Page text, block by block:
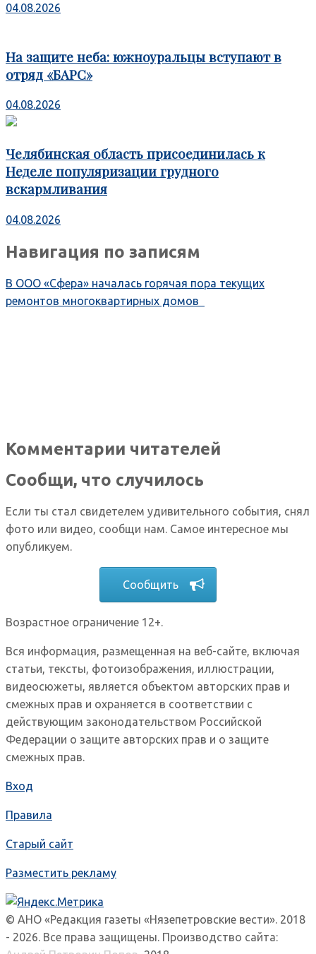
04.08.2026
На защите неба: южноуральцы вступают в
отряд «БАРС»
04.08.2026
Челябинская область присоединилась к
Неделе популяризации грудного
вскармливания
04.08.2026
Навигация по записям
В ООО «Сфера» началась горячая пора текущих
ремонтов многоквартирных домов
Комментарии читателей
Сообщи, что случилось
Если ты стал свидетелем удивительного события, снял
фото или видео, сообщи нам. Самое интересное мы
опубликуем.
Сообщить
Возрастное ограничение 12+.
Вся информация, размещенная на веб-сайте, включая
статьи, тексты, фотоизображения, иллюстрации,
видеосюжеты, является объектом авторских прав и
смежных прав и охраняется в соответствии с
действующим законодательством Российской
Федерации о защите авторских прав и о защите
смежных прав.
Вход
Правила
Старый сайт
Разместить рекламу
© АНО «Редакция газеты «Нязепетровские вести». 2018
- 2026. Все права защищены. Производство сайта: